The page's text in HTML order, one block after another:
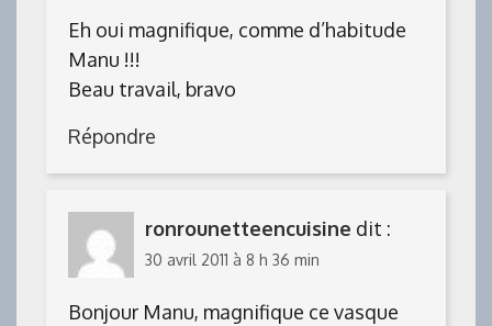
Eh oui magnifique, comme d’habitude
Manu !!!
Beau travail, bravo
Répondre
ronrounetteencuisine dit :
30 avril 2011 à 8 h 36 min
Bonjour Manu, magnifique ce vasque